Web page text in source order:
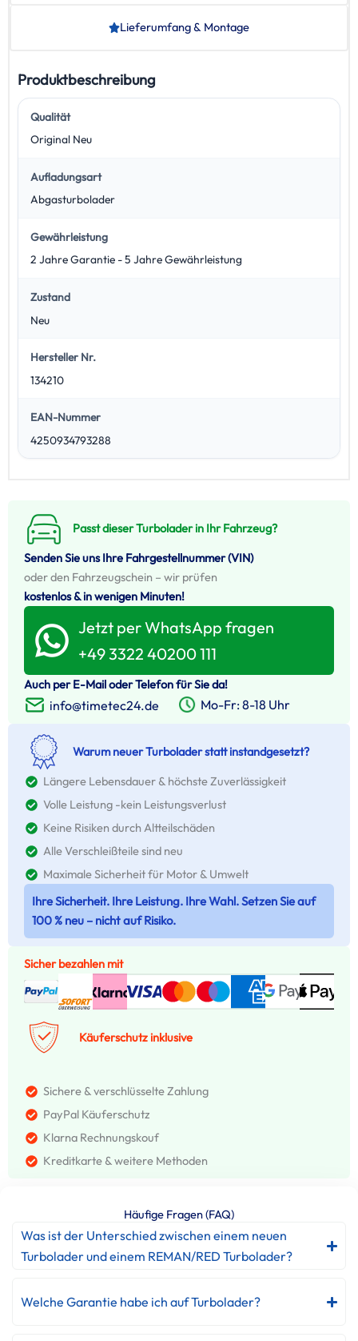
Lieferumfang & Montage
Produktbeschreibung
Qualität
Original Neu
Aufladungsart
Abgasturbolader
Gewährleistung
2 Jahre Garantie - 5 Jahre Gewährleistung
Zustand
Neu
Hersteller Nr.
134210
EAN-Nummer
4250934793288
Passt dieser Turbolader in Ihr Fahrzeug?
Senden Sie uns Ihre Fahrgestellnummer (VIN)
oder den Fahrzeugschein – wir prüfen
kostenlos & in wenigen Minuten!
Jetzt per WhatsApp fragen
+49 3322 40200 111
Auch per E-Mail oder Telefon für Sie da!
info@timetec24.de Mo-Fr: 8-18 Uhr
Warum neuer Turbolader statt instandgesetzt?
Längere Lebensdauer & höchste Zuverlässigkeit
Volle Leistung -kein Leistungsverlust
Keine Risiken durch Altteilschäden
Alle Verschleißteile sind neu
Maximale Sicherheit für Motor & Umwelt
Ihre Sicherheit. Ihre Leistung. Ihre Wahl. Setzen Sie auf
100 % neu – nicht auf Risiko.
Sicher bezahlen mit
Käuferschutz inklusive
Sichere & verschlüsselte Zahlung
PayPal Käuferschutz
Klarna Rechnungskouf
Kreditkarte & weitere Methoden
Häufige Fragen (FAQ)
Was ist der Unterschied zwischen einem neuen
Turbolader und einem REMAN/RED Turbolader?
Welche Garantie habe ich auf Turbolader?